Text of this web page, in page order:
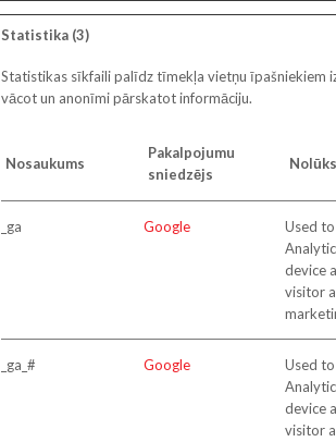
Statistika (3)
Statistikas sīkfaili palīdz tīmekļa vietņu īpašniekiem
vācot un anonīmi pārskatot informāciju.
Nosaukums
Pakalpojumu
sniedzējs
Nolūks
_ga Google
Used
device
visitor
_ga_# Google
Used
device
visitor